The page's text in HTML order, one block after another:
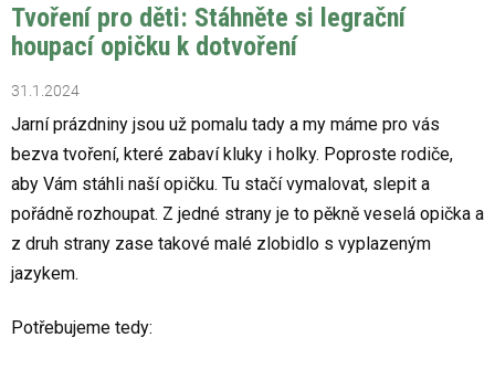
Tvoření pro děti: Stáhněte si legrační
houpací opičku k dotvoření
31.1.2024
Jarní prázdniny jsou už pomalu tady a my máme pro vás
bezva tvoření, které zabaví kluky i holky. Poproste rodiče,
aby Vám stáhli naší opičku. Tu stačí vymalovat, slepit a
pořádně rozhoupat. Z jedné strany je to pěkně veselá opička a
z druh strany zase takové malé zlobidlo s vyplazeným
jazykem.
Potřebujeme tedy: